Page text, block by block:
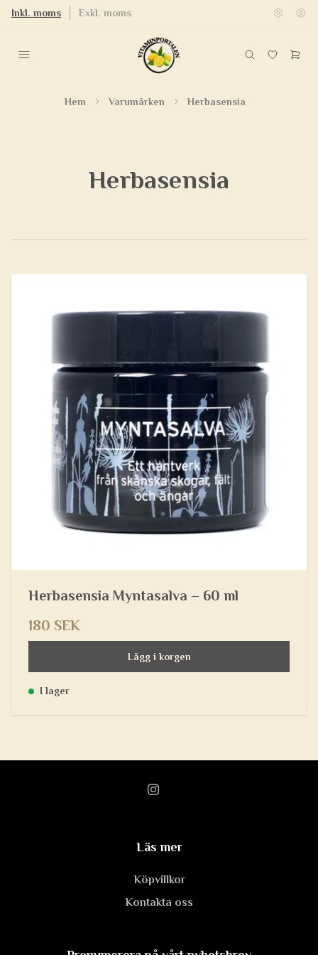
Inkl. moms Exkl. moms
Hem Varumärken Herbasensia
Herbasensia
Herbasensia Myntasalva – 60 ml
180 SEK
Lägg i korgen
I lager
Läs mer
Köpvillkor
Kontakta oss